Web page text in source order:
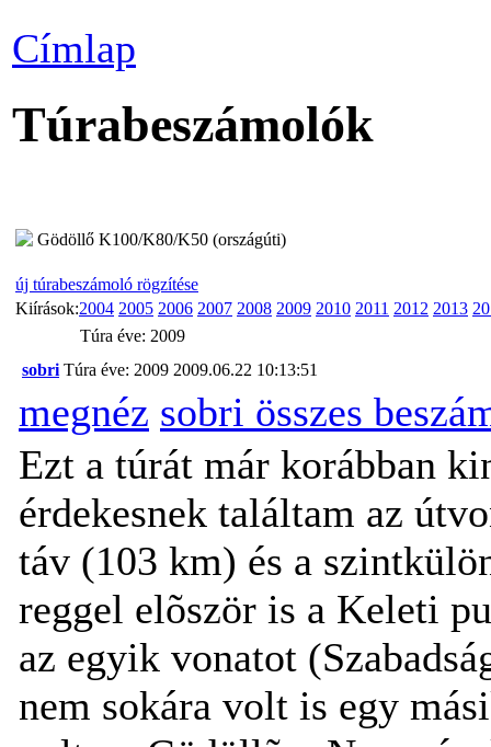
Címlap
Túrabeszámolók
Gödöllő K100/K80/K50 (országúti)
új túrabeszámoló rögzítése
Kiírások:2004 2005 2006 2007 2008 2009 2010 2011 2012 2013
Túra éve: 2009
sobri Túra éve: 2009 2009.06.22 10:13:51
megnéz sobri összes
Ezt a túrát már korábban
érdekesnek találtam az
táv (103 km) és a
reggel elõször is a Keleti
az egyik vonatot
nem sokára volt is egy